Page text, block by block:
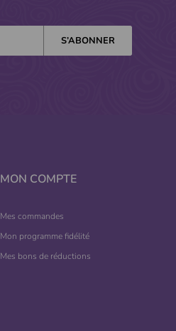
MON COMPTE
Mes commandes
Mon programme fidélité
Mes bons de réductions